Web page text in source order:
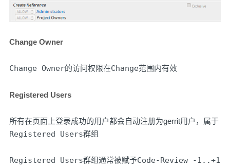
Change Owner
Change Owner的访问权限在Change范围内有效
Registered Users
所有在页面上登录成功的用户都会自动注册为gerrit用户，属于
Registered Users群组
Registered Users群组通常被赋予Code-Review -1..+1